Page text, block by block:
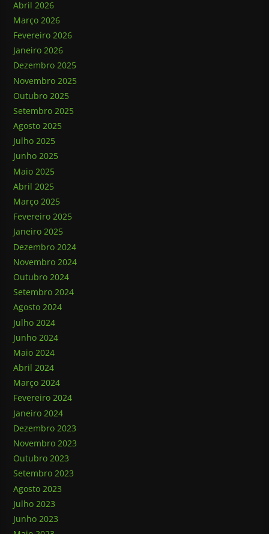
Abril 2026
Março 2026
Fevereiro 2026
Janeiro 2026
Dezembro 2025
Novembro 2025
Outubro 2025
Setembro 2025
Agosto 2025
Julho 2025
Junho 2025
Maio 2025
Abril 2025
Março 2025
Fevereiro 2025
Janeiro 2025
Dezembro 2024
Novembro 2024
Outubro 2024
Setembro 2024
Agosto 2024
Julho 2024
Junho 2024
Maio 2024
Abril 2024
Março 2024
Fevereiro 2024
Janeiro 2024
Dezembro 2023
Novembro 2023
Outubro 2023
Setembro 2023
Agosto 2023
Julho 2023
Junho 2023